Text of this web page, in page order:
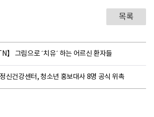
목록
】 그림으로 ´치유´ 하는 어르신 환자들
신건강센터, 청소년 홍보대사 8명 공식 위촉